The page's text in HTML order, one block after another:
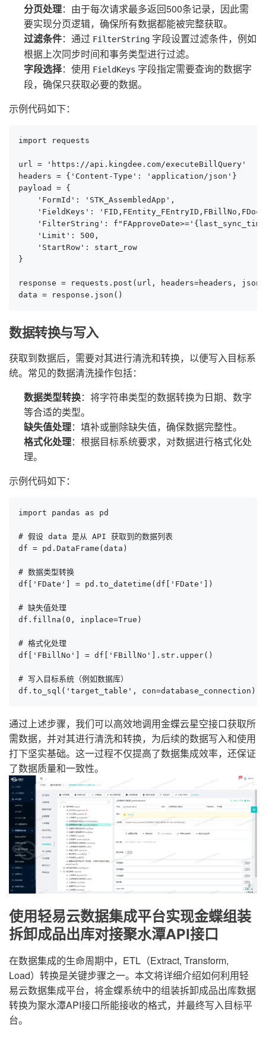
分页处理：由于每次请求最多返回500条记录，因此需
要实现分页逻辑，确保所有数据都能被完整获取。
过滤条件：通过 FilterString 字段设置过滤条件，例如
根据上次同步时间和事务类型进行过滤。
字段选择：使用 FieldKeys 字段指定需要查询的数据字
段，确保只获取必要的数据。
示例代码如下：
import requests
url = 'https://api.kingdee.com/executeBillQuery'
headers = {'Content-Type': 'application/json'}
payload = {
    'FormId': 'STK_AssembledApp',
'FieldKeys':
'FilterString':
    'Limit': 500,
    'StartRow': start_row
}
response = requests.post(url, headers=headers,
data = response.json()
数据转换与写入
获取到数据后，需要对其进行清洗和转换，以便写入目标系
统。常见的数据清洗操作包括：
数据类型转换：将字符串类型的数据转换为日期、数字
等合适的类型。
缺失值处理：填补或删除缺失值，确保数据完整性。
格式化处理：根据目标系统要求，对数据进行格式化处
理。
示例代码如下：
import pandas as pd
# 假设 data 是从 API 获取到的数据列表
df = pd.DataFrame(data)
# 数据类型转换
df['FDate'] = pd.to_datetime(df['FDate'])
# 缺失值处理
df.fillna(0, inplace=True)
# 格式化处理
df['FBillNo'] = df['FBillNo'].str.upper()
# 写入目标系统（例如数据库）
df.to_sql('target_table', con=database_connection)
通过上述步骤，我们可以高效地调用金蝶云星空接口获取所
需数据，并对其进行清洗和转换，为后续的数据写入和使用
打下坚实基础。这一过程不仅提高了数据集成效率，还保证
了数据质量和一致性。
使用轻易云数据集成平台实现金蝶组装
拆卸成品出库对接聚水潭API接口
在数据集成的生命周期中，ETL（Extract, Transform,
Load）转换是关键步骤之一。本文将详细介绍如何利用轻
易云数据集成平台，将金蝶系统中的组装拆卸成品出库数据
转换为聚水潭API接口所能接收的格式，并最终写入目标平
台。